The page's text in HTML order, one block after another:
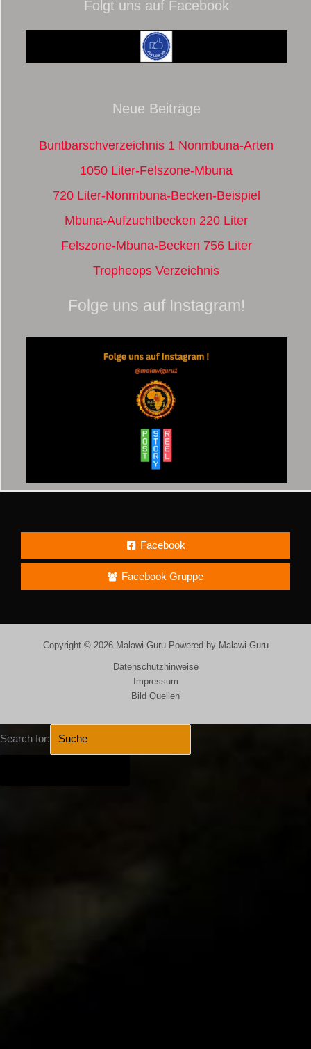
Folgt uns auf Facebook
Neue Beiträge
Buntbarschverzeichnis 1 Nonmbuna-Arten
1050 Liter-Felszone-Mbuna
720 Liter-Nonmbuna-Becken-Beispiel
Mbuna-Aufzuchtbecken 220 Liter
Felszone-Mbuna-Becken 756 Liter
Tropheops Verzeichnis
Folge uns auf Instagram!
Facebook
Facebook Gruppe
Copyright © 2026 Malawi-Guru Powered by Malawi-Guru
Datenschutzhinweise
Impressum
Bild Quellen
Search for: